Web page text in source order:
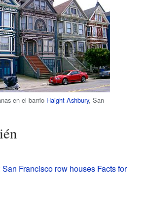
en el barrio Haight-Ashbury, San
San Francisco row houses Facts for